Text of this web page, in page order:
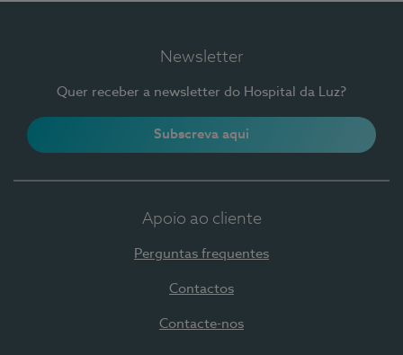
Newsletter
Quer receber a newsletter do Hospital da Luz?
Subscreva aqui
Apoio ao cliente
Perguntas frequentes
Contactos
Contacte-nos